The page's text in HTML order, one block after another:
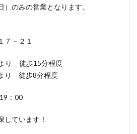
のみの営業となります。
７－２１
り 徒歩15分程度
り 徒歩8分程度
：00
しています！